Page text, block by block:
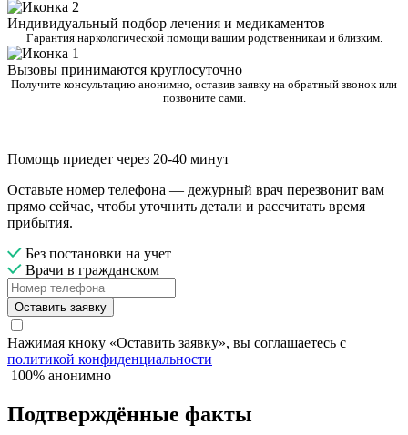
Индивидуальный подбор лечения и медикаментов
Гарантия наркологической помощи вашим родственникам и близким.
Вызовы принимаются круглосуточно
Получите консультацию анонимно, оставив заявку на обратный звонок или
позвоните сами.
Помощь приедет через 20-40 минут
Оставьте номер телефона — дежурный врач перезвонит вам
прямо сейчас, чтобы уточнить детали и рассчитать время
прибытия.
Без постановки на учет
Врачи в гражданском
Оставить заявку
Нажимая кноку «Оставить заявку», вы соглашаетесь с
политикой конфиденциальности
100% анонимно
Подтверждённые факты